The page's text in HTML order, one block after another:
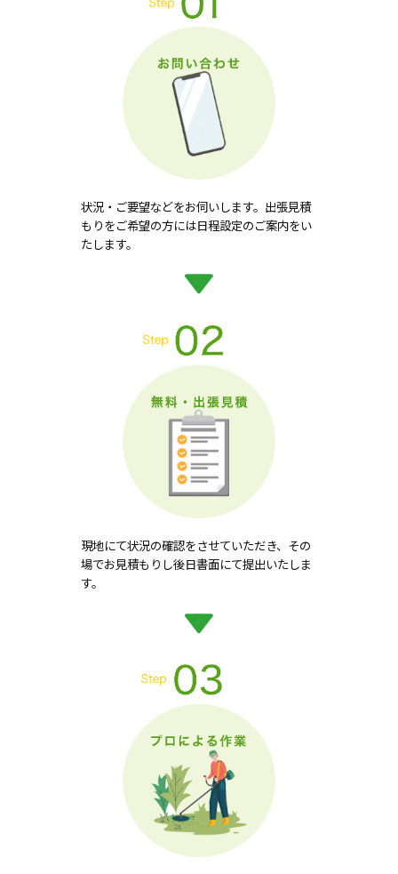
状況・ご要望などをお伺いします。出張見積
もりをご希望の方には日程設定のご案内をい
たします。
現地にて状況の確認をさせていただき、その
場でお見積もりし後日書面にて提出いたしま
す。